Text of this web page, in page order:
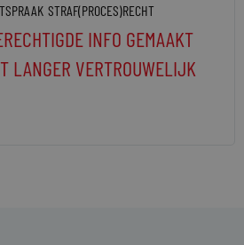
STRAF(PROCES)RECHT
INFO GEMAAKT
LANGER VERTROUWELIJK